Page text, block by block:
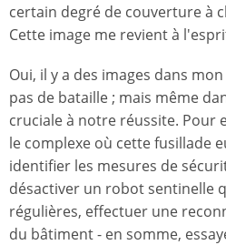
certain degré de couverture à
Cette image me revient à
Oui, il y a des images dans
pas de bataille ; mais même
cruciale à notre réussite. Pour
le complexe où cette fusillade
identifier les mesures de
désactiver un robot sentinelle
régulières, effectuer une
du bâtiment - en somme,